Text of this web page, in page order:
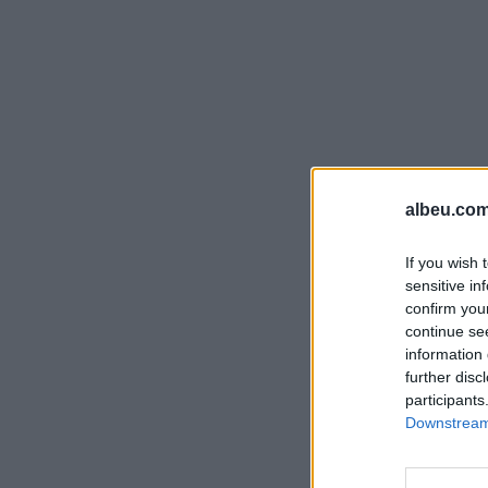
If you wish
sensitive
confirm
continue
information
further